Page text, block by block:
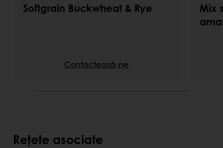
Softgrain Buckwheat & Rye
Contactează-ne
Mix
Rețete asociate